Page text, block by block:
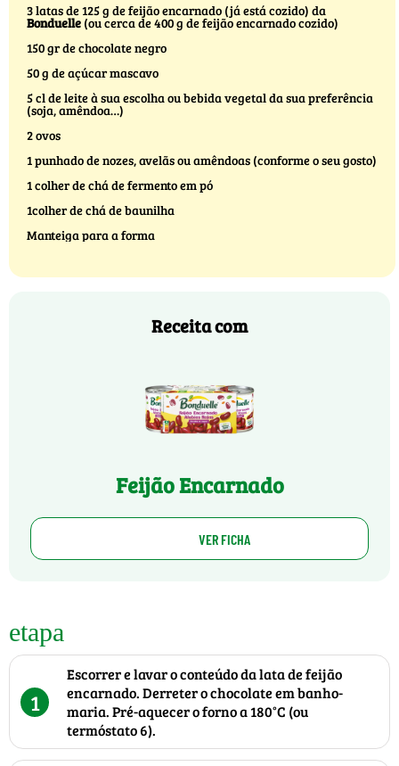
3 latas de 125 g de feijão encarnado (já está cozido) da
Bonduelle (ou cerca de 400 g de feijão encarnado cozido)
150 gr de chocolate negro
50 g de açúcar mascavo
5 cl de leite à sua escolha ou bebida vegetal da sua preferência
(soja, amêndoa…)
2 ovos
1 punhado de nozes, avelãs ou amêndoas (conforme o seu gosto)
1 colher de chá de fermento em pó
1colher de chá de baunilha
Manteiga para a forma
Receita com
Feijão Encarnado
VER FICHA
etapa
1
Escorrer e lavar o conteúdo da lata de feijão
encarnado. Derreter o chocolate em banho-
maria. Pré-aquecer o forno a 180°C (ou
termóstato 6).